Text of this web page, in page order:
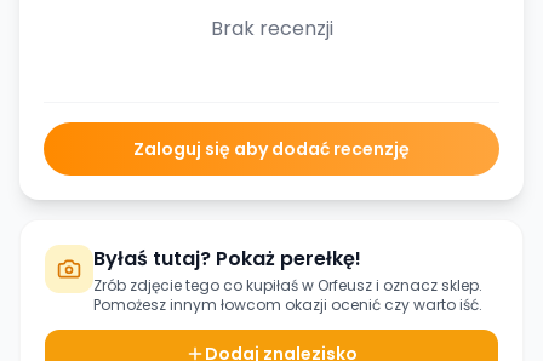
Brak recenzji
Zaloguj się aby dodać recenzję
Byłaś tutaj? Pokaż perełkę!
Zrób zdjęcie tego co kupiłaś w Orfeuszi oznacz sklep.
Pomożesz innym łowcom okazji ocenić czy warto iść.
Dodaj znalezisko